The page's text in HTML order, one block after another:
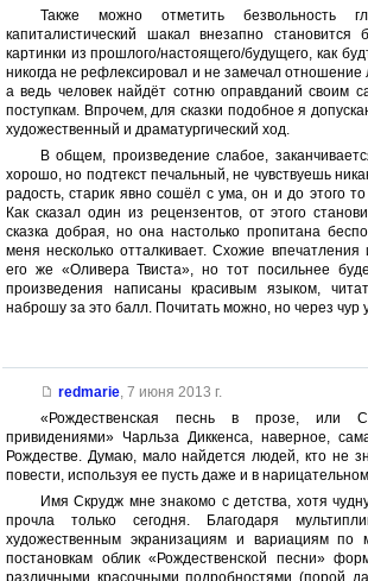
Также можно отметить безвольность
капиталистический шакал внезапно становится
картинки из прошлого/настоящего/будущего, как
никогда не рефлексировал и не замечал
а ведь человек найдёт сотню оправданий своим
поступкам. Впрочем, для сказки подобное я
художественный и драматургический ход.
В общем, произведение слабое,
хорошо, но подтекст печальный, не чувствуешь
радость, старик явно сошёл с ума, он и до этого
Как сказал один из рецензентов, от этого
сказка добрая, но она настолько пропитана
меня несколько отталкивает. Схожие
его же «Оливера Твиста», но тот посильнее
произведения написаны красивым языком,
наброшу за это балл. Почитать можно, но через чур
redmarie, 7 июня 2013 г.
«Рождественская песнь в прозе, или
привидениями» Чарльза Диккенса, наверное,
Рождестве. Думаю, мало найдется людей, кто не
повести, используя ее пусть даже и в
Имя Скрудж мне знакомо с детства, хотя
прочла только сегодня. Благодаря
художественным экранизациям и вариациям по
постановкам облик «Рождественской песни»
различными красочными подробностями (порой